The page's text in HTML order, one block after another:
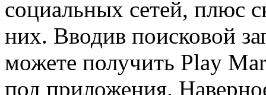
социальных сетей, плюс
них. Вводив поисковой
можете получить Play
под приложения.